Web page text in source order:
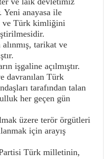
anayasa ile
ve Türk kimliğini
tarikat ve
işgaline açılmıştır.
davranılan Türk
tarafından talan
her geçen gün
üzere terör örgütleri
için arayış
Türk milletinin,